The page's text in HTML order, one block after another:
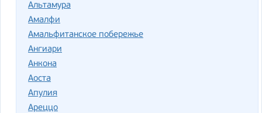
Альтамура
Амалфи
Амальфитанское побережье
Ангиари
Анкона
Аоста
Апулия
Ареццо